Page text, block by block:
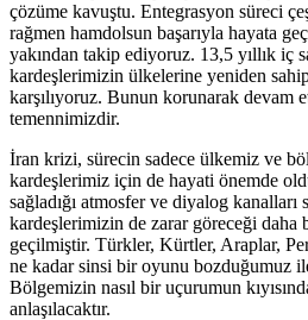
çözüme kavuştu. Entegrasyon süreci
rağmen hamdolsun başarıyla hayata
yakından takip ediyoruz. 13,5 yıllık iç
kardeşlerimizin ülkelerine yeniden
karşılıyoruz. Bunun korunarak devam
temennimizdir.
İran krizi, sürecin sadece ülkemiz ve
kardeşlerimiz için de hayati önemde
sağladığı atmosfer ve diyalog kanalları
kardeşlerimizin de zarar göreceği
geçilmiştir. Türkler, Kürtler, Araplar,
ne kadar sinsi bir oyunu bozduğumuz
Bölgemizin nasıl bir uçurumun
anlaşılacaktır.